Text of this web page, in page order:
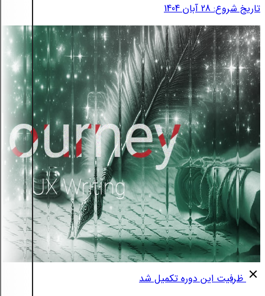
تاریخ شروع: 28 آبان 1404
ظرفیت این دوره تکمیل شد